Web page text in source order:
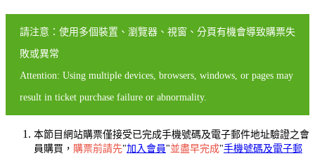
請注意：使用多個裝置、瀏覽器、視窗、分頁有機會導致購票失
敗或異常
Attention: Using multiple devices, browsers, windows, or pages may
result in ticket purchase failure or abnormality.
本節目網站購票僅接受已完成手機號碼及電子郵件地址驗證之會
員購買， 購票前請先"加入會員 "並盡早完成"手機號碼及電子郵